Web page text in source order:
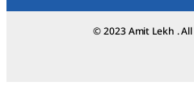
© 2023 Amit Lekh .